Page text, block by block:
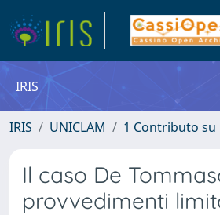
IRIS
IRIS UNICLAM 1 Contributo su
Il caso De
provvedimenti